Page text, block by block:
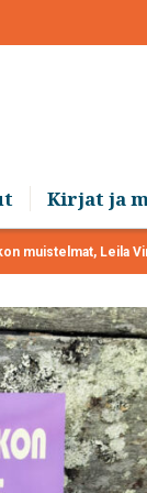
Kirjat ja
muistelmat, Leila